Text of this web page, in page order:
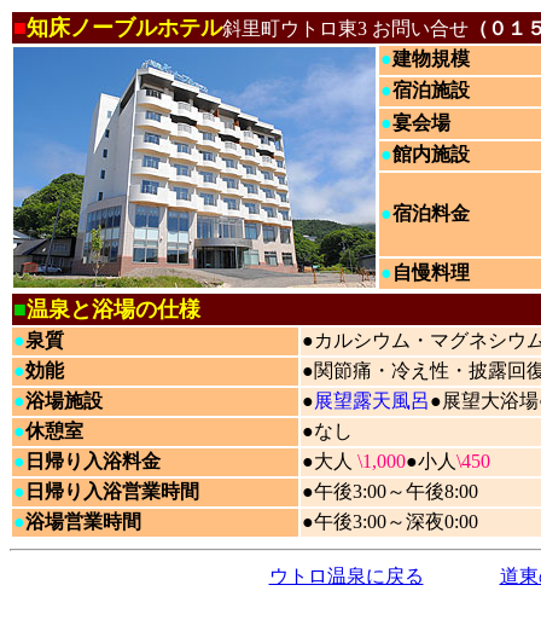
■知床ノーブルホテル斜里町ウトロ東3 お問い合せ （０１
●建物規模
●宿泊施設
●宴会場
●館内施設
●宿泊料金
●自慢料理
■温泉と浴場の仕様
●泉質
●カルシウム・マグネシウ
●効能
●関節痛・冷え性・披露回
●浴場施設 ●展望露天風呂●展望大浴
●休憩室
●なし
● 日帰り入浴料金 ●大人 \1,000●小人 \450
● 日帰り入浴営業時間
●午後3:00～午後8:00
●浴場営業時間 ●午後3:00～深夜0:00
ウトロ温泉に戻る 道